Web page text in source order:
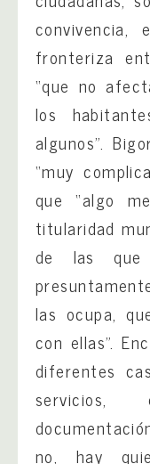
convivencia,
fronteriza
“que no
los
algunos”.
“muy
que “algo
titularidad
de las que
las ocupa,
con ellas”.
diferentes
no, hay